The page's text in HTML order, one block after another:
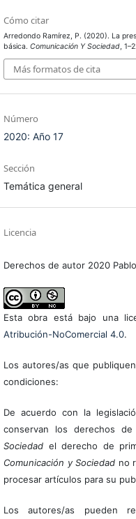
Cómo citar
Arredondo Ramírez, P. (2020). La
básica. Comunicación Y Sociedad,
Más formatos de cita
Número
2020: Año 17
Sección
Temática general
Licencia
Derechos de autor 2020
Esta obra está bajo una
Atribución-NoComercial 4.0.
Los autores/as que
condiciones:
De acuerdo con la
conservan los derechos
Sociedadel derecho de
Comunicación y Sociedad no
procesar artículos para su
Los autores/as pueden